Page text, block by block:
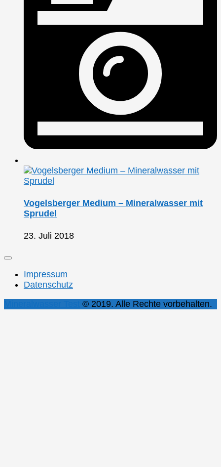
Vogelsberger Medium – Mineralwasser mit
Sprudel
23. Juli 2018
Impressum
Datenschutz
© 2019. Alle Rechte vorbehalten.